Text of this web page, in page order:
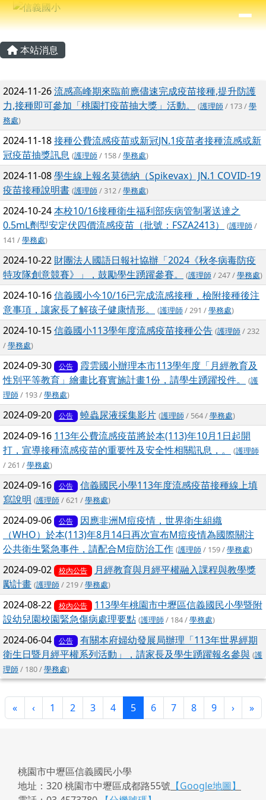
跳至主內容區
信義國小
⏸
導覽列
主內容區域
本站消息
文章列表
2024-11-26流感高峰期來臨前應儘速完成疫苗接種,提升防護
力,接種即可參加「桃園打疫苗抽大獎」活動。
(護理師/ 173 /學
務處)
2024-11-18接種公費流感疫苗或新冠JN.1疫苗者接種流感或新
冠疫苗抽獎訊息 (護理師/ 158 /學務處)
2024-11-08學生線上報名莫德納（Spikevax）JN.1 COVID-19
疫苗接種說明書 (護理師/ 312 /學務處)
2024-10-24本校10/16接種衛生福利部疾病管制署送達之
0.5mL劑型安定伏四價流感疫苗（批號：FSZA2413）
(護理師/
141 /學務處)
2024-10-22 財團法人國語日報社協辦「2024《秋冬病毒防疫
特攻隊創意競賽》」，鼓勵學生踴躍參賽。
(護理師/ 247 /學務處)
2024-10-16信義國小今10/16已完成流感接種，檢附接種後注
意事項，讓家長了解孩子健康情形。
(護理師/ 291 /學務處)
2024-10-15信義國小113學年度流感疫苗接種公告 (護理師/ 232
/學務處)
2024-09-30 公告
霞雲國小辦理本市113學年度「月經教育及
性別平等教育」繪畫比賽實施計畫1份，請學生踴躍投件。
(護
理師/ 193 /學務處)
2024-09-20 公告 蟯蟲尿液採集影片 (護理師/ 564 /學務處)
2024-09-16 113年公費流感疫苗將於本(113)年10月1日起開
打，宣導接種流感疫苗的重要性及安全性相關訊息，。
(護理師
/ 261 /學務處)
2024-09-16 公告
信義國民小學113年度流感疫苗接種線上填
寫說明 (護理師/ 621 /學務處)
2024-09-06 公告
因應非洲M痘疫情，世界衛生組織
（WHO）於本(113)年8月14日再次宣布M痘疫情為國際關注
公共衛生緊急事件，請配合M痘防治工作 (護理師/ 159 /學務處)
2024-09-02 校內公告
月經教育與月經平權融入課程與教學獎
勵計畫 (護理師/ 219 /學務處)
2024-08-22 校內公告
113學年桃園市中壢區信義國民小學暨附
設幼兒園校園緊急傷病處理要點 (護理師/ 184 /學務處)
2024-06-04 公告
有關本府婦幼發展局辦理「113年世界經期
衛生日暨月經平權系列活動」，請家長及學生踴躍報名參與 (護
理師/ 180 /學務處)
«第一頁
‹上一頁
1 2 3 4 5(目前頁次)
6 7 8 9 ›下一頁
»最
頁尾區域
桃園市中壢區信義國民小學
地址：320 桃園市中壢區成都路55號 【Google地圖】